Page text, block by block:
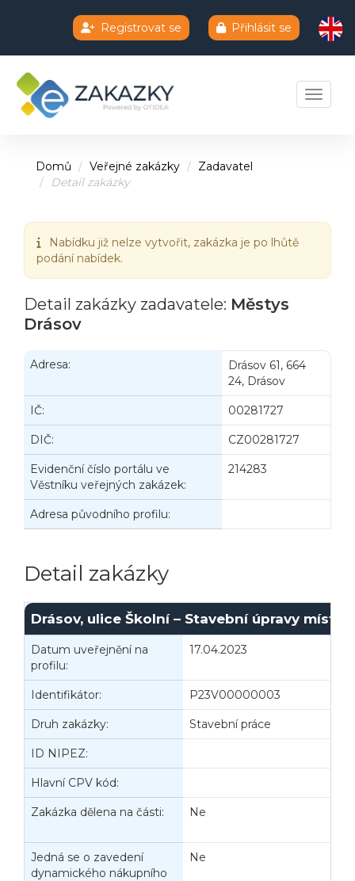
Registrovat se Přihlásit se
Toggle
Domů Veřejné zakázky
Zadavatel
Detail zakázky
Nabídku již nelze vytvořit, zakázka je po lhůtě
podání nabídek.
Detail zakázky zadavatele: Městys
Drásov
Adresa:
Drásov 61, 664
24, Drásov
IČ: 00281727
DIČ: CZ00281727
Evidenční číslo portálu ve
Věstníku veřejných zakázek:
214283
Adresa původního profilu:
Detail zakázky
Drásov, ulice Školní – Stavební úpravy
Datum uveřejnění na
profilu:
17.04.2023
Identifikátor: P23V00000003
Druh zakázky: Stavební práce
ID NIPEZ:
Hlavní CPV kód:
Zakázka dělena na části: Ne
Jedná se o zavedení
dynamického nákupního
Ne
Chatbot e-zakazky